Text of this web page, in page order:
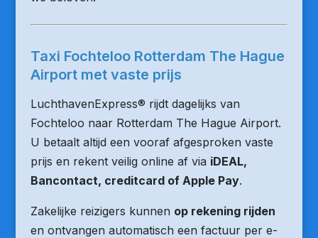
Taxi Fochteloo Rotterdam The Hague
Airport met vaste prijs
LuchthavenExpress® rijdt dagelijks van
Fochteloo naar Rotterdam The Hague Airport.
U betaalt altijd een vooraf afgesproken vaste
prijs en rekent veilig online af via iDEAL,
Bancontact, creditcard of Apple Pay.
Zakelijke reizigers kunnen op rekening rijden
en ontvangen automatisch een factuur per e-